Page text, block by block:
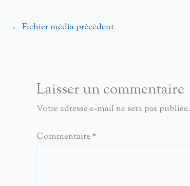
← Fichier média précédent
Laisser un commentaire
Votre adresse e-mail ne sera pas publiée.
Commentaire *